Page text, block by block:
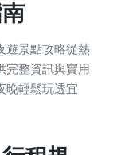
遊景點攻略從熱
完整資訊與實用
晚輕鬆玩透宜